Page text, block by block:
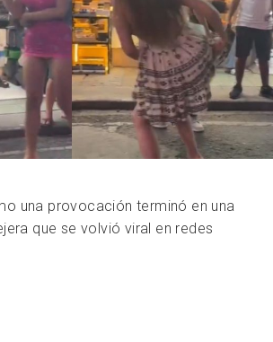
una provocación terminó en una
que se volvió viral en redes